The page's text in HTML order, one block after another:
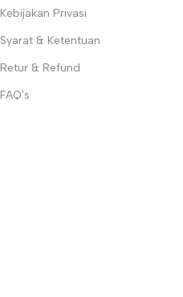
Kebijakan Privasi
Syarat & Ketentuan
Retur & Refund
FAQ's